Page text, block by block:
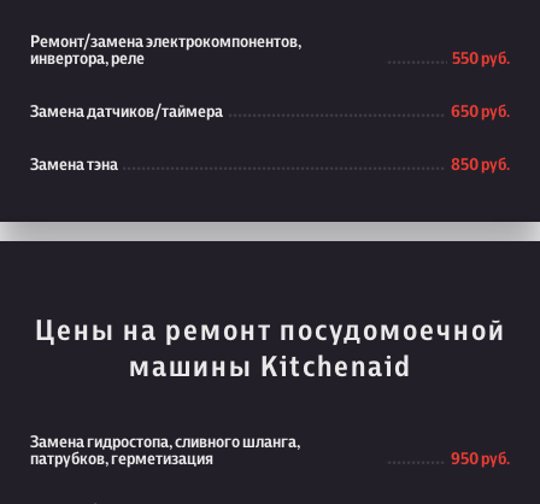
Ремонт/замена электрокомпонентов,
инвертора, реле
550 руб.
Замена датчиков/таймера 650 руб.
Замена тэна 850 руб.
Цены на ремонт посудомоечной
машины Kitchenaid
Замена гидростопа, сливного шланга,
патрубков, герметизация
950 руб.